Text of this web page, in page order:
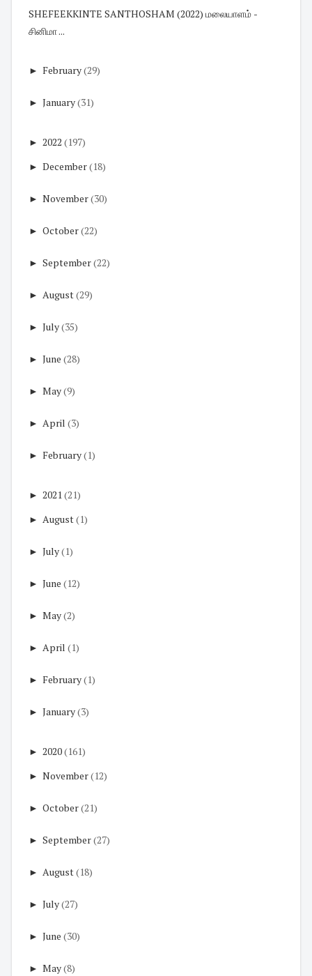
SHEFEEKKINTE SANTHOSHAM (2022) மலையாளம் -
சினிமா ...
► February(29)
► January(31)
► 2022 (197)
► December(18)
► November(30)
► October(22)
► September(22)
► August(29)
► July(35)
► June (28)
► May(9)
► April (3)
► February(1)
► 2021 (21)
► August(1)
► July(1)
► June (12)
► May(2)
► April (1)
► February(1)
► January(3)
► 2020(161)
► November(12)
► October(21)
► September(27)
► August(18)
► July(27)
► June (30)
► May(8)